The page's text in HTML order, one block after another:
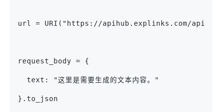
url = URI("https://apihub.explinks.com/api/
request_body = {
  text: "这里是需要生成的文本内容。"
}.to_json